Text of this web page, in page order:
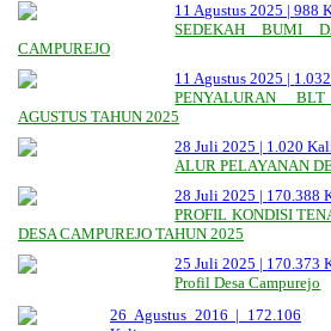
11 Agustus 2025 |988
SEDEKAH BUMI
CAMPUREJO
11 Agustus 2025 |
PENYALURAN
AGUSTUS TAHUN 2025
28 Juli 2025 | 1.020
ALUR PELAYANAN
28 Juli 2025 | 170.388
PROFIL KONDISI
DESA CAMPUREJO TAHUN 2025
25 Juli 2025 | 170.373
Profil Desa Campurejo
26 Agustus 2016 | 172.106